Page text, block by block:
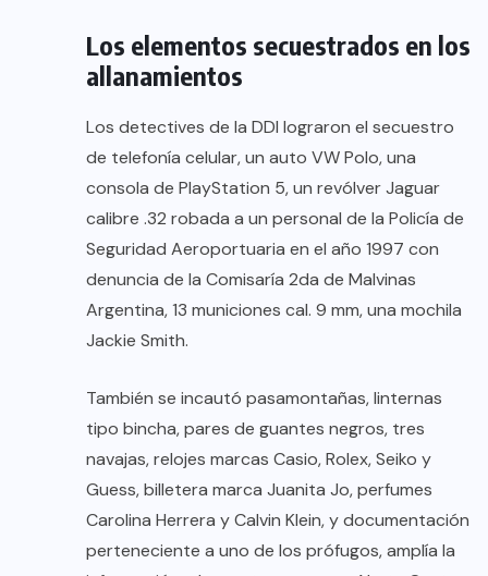
Los elementos secuestrados en los
allanamientos
Los detectives de la DDI lograron el secuestro
de telefonía celular, un auto VW Polo, una
consola de PlayStation 5, un revólver Jaguar
calibre .32 robada a un personal de la Policía de
Seguridad Aeroportuaria en el año 1997 con
denuncia de la Comisaría 2da de Malvinas
Argentina, 13 municiones cal. 9 mm, una mochila
Jackie Smith.
También se incautó pasamontañas, linternas
tipo bincha, pares de guantes negros, tres
navajas, relojes marcas Casio, Rolex, Seiko y
Guess, billetera marca Juanita Jo, perfumes
Carolina Herrera y Calvin Klein, y documentación
perteneciente a uno de los prófugos, amplía la